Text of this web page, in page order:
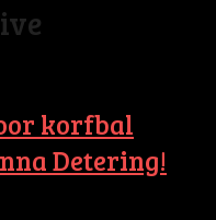
korfbal
Detering!